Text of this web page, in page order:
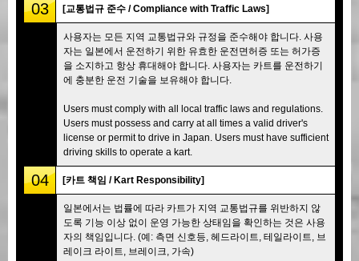
03 [교통법규 준수 / Compliance with Traffic Laws]
사용자는 모든 지역 교통법규와 규정을 준수해야 합니다. 사용
자는 일본에서 운전하기 위한 유효한 운전면허증 또는 허가증
을 소지하고 항상 휴대해야 합니다. 사용자는 카트를 운전하기
에 충분한 운전 기술을 보유해야 합니다.
Users must comply with all local traffic laws and regulations.
Users must possess and carry at all times a valid driver's
license or permit to drive in Japan. Users must have sufficient
driving skills to operate a kart.
04 [카트 책임 / Kart Responsibility]
일본에서는 법률에 따라 카트가 지역 교통법규를 위반하지 않
도록 기능 이상 없이 운영 가능한 상태임을 확인하는 것은 사용
자의 책임입니다. (예: 측면 신호등, 헤드라이트, 테일라이트, 브
레이크 라이트, 브레이크, 가속)